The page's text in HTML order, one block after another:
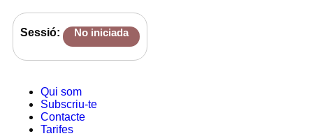
Sessió: No iniciada
Qui som
Subscriu-te
Contacte
Tarifes